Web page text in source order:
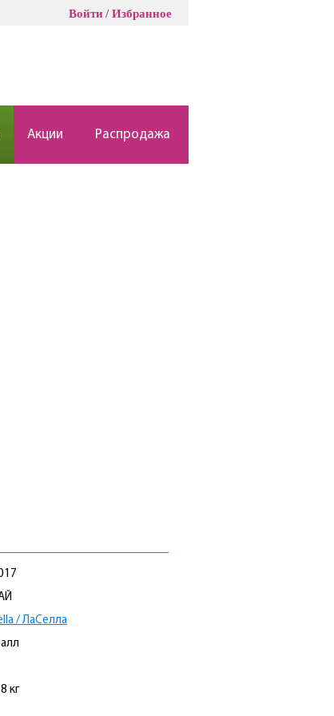
Войти Избранное
Акции Распродажа
/ ЛаCелла
кг